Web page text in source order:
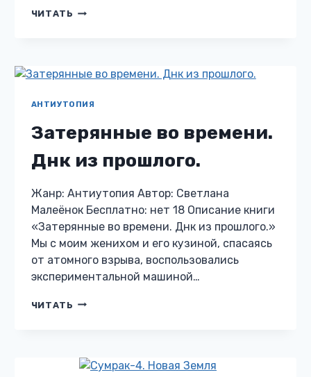
ЧИТАТЬ ПОДЧИНЕННЫЕ.
АНТИУТОПИЯ
Затерянные во времени.
Днк из прошлого.
Жанр: Антиутопия Автор: Светлана
Малеёнок Бесплатно: нет 18 Описание книги
«Затерянные во времени. Днк из прошлого.»
Мы с моим женихом и его кузиной, спасаясь
от атомного взрыва, воспользовались
экспериментальной машиной…
ЧИТАТЬ ЗАТЕРЯННЫЕ
ИЗ
ПРОШЛОГО.